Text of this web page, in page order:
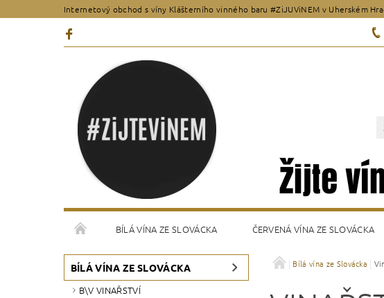
Internetový obchod s víny Klášterního vinného baru #ZiJUViNEM v Uherském
BÍLÁ VÍNA ZE SLOVÁCKA ČERVENÁ VÍNA ZE SLOVÁCKA
VŠEOBECNÉ OBCHODNÍ PODMÍNKY KONTAKTY
BÍLÁ VÍNA ZE SLOVÁCKA
B\V VINAŘSTVÍ
Bílá vína ze Slovácka